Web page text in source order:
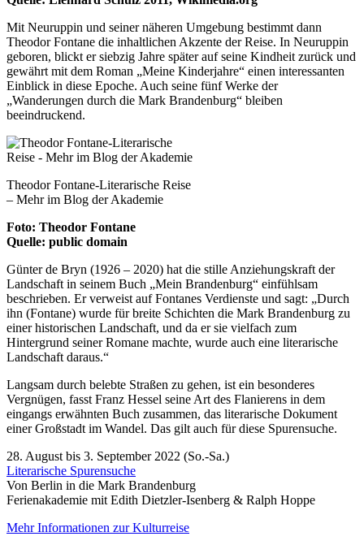
Mit Neuruppin und seiner näheren Umgebung bestimmt dann
Theodor Fontane die inhaltlichen Akzente der Reise. In Neuruppin
geboren, blickt er siebzig Jahre später auf seine Kindheit zurück und
gewährt mit dem Roman „Meine Kinderjahre“ einen interessanten
Einblick in diese Epoche. Auch seine fünf Werke der
„Wanderungen durch die Mark Brandenburg“ bleiben
beeindruckend.
Theodor Fontane-Literarische Reise
– Mehr im Blog der Akademie
Foto: Theodor Fontane
Quelle: public domain
Günter de Bryn (1926 – 2020) hat die stille Anziehungskraft der
Landschaft in seinem Buch „Mein Brandenburg“ einfühlsam
beschrieben. Er verweist auf Fontanes Verdienste und sagt: „Durch
ihn (Fontane) wurde für breite Schichten die Mark Brandenburg zu
einer historischen Landschaft, und da er sie vielfach zum
Hintergrund seiner Romane machte, wurde auch eine literarische
Landschaft daraus.“
Langsam durch belebte Straßen zu gehen, ist ein besonderes
Vergnügen, fasst Franz Hessel seine Art des Flanierens in dem
eingangs erwähnten Buch zusammen, das literarische Dokument
einer Großstadt im Wandel. Das gilt auch für diese Spurensuche.
28. August bis 3. September 2022 (So.-Sa.)
Literarische Spurensuche
Von Berlin in die Mark Brandenburg
Ferienakademie mit Edith Dietzler-Isenberg & Ralph Hoppe
Mehr Informationen zur Kulturreise